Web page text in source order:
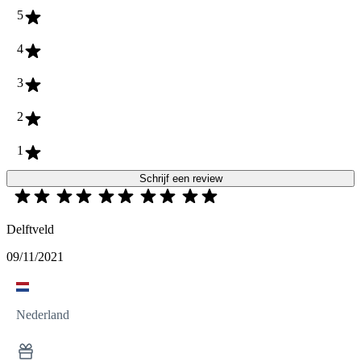
5
4
3
2
1
Schrijf een review
Delftveld
09/11/2021
Nederland